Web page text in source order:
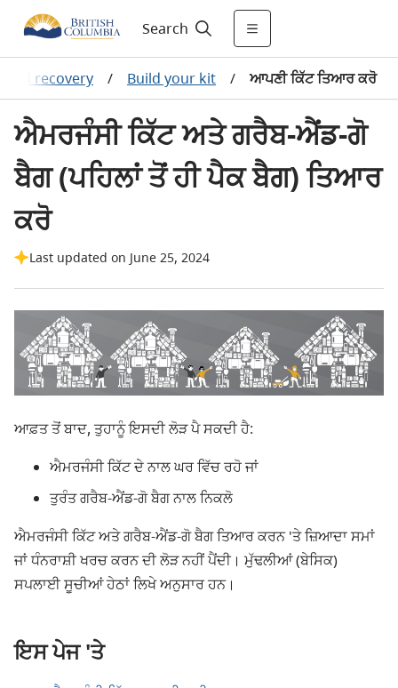
Search
and recovery / Build your kit / ਆਪਣੀ ਕਿੱਟ ਤਿਆਰ ਕਰੋ
ਐਮਰਜੰਸੀ ਕਿੱਟ ਅਤੇ ਗਰੈਬ-ਐਂਡ-ਗੋ
ਬੈਗ (ਪਹਿਲਾਂ ਤੋਂ ਹੀ ਪੈਕ ਬੈਗ) ਤਿਆਰ
ਕਰੋ
Last updated on June 25, 2024
ਆਫ਼ਤ ਤੋਂ ਬਾਦ, ਤੁਹਾਨੂੰ ਇਸਦੀ ਲੋੜ ਪੈ ਸਕਦੀ ਹੈ:
ਐਮਰਜੰਸੀ ਕਿੱਟ ਦੇ ਨਾਲ ਘਰ ਵਿੱਚ ਰਹੋ ਜਾਂ
ਤੁਰੰਤ ਗਰੈਬ-ਐਂਡ-ਗੋ ਬੈਗ ਨਾਲ ਨਿਕਲੋ
ਐਮਰਜੰਸੀ ਕਿੱਟ ਅਤੇ ਗਰੈਬ-ਐਂਡ-ਗੋ ਬੈਗ ਤਿਆਰ ਕਰਨ 'ਤੇ ਜ਼ਿਆਦਾ ਸਮਾਂ
ਜਾਂ ਧੰਨਰਾਸ਼ੀ ਖਰਚ ਕਰਨ ਦੀ ਲੋੜ ਨਹੀਂ ਪੈਂਦੀ। ਮੁੱਢਲੀਆਂ (ਬੇਸਿਕ)
ਸਪਲਾਈ ਸੂਚੀਆਂ ਹੇਠਾਂ ਲਿਖੇ ਅਨੁਸਾਰ ਹਨ।
ਇਸ ਪੇਜ 'ਤੇ